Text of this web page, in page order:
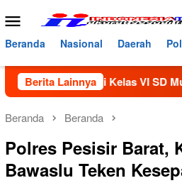
ke
konten
Menu
Mobile
Beranda Nasional Daerah
Berita Lainnya
Kelas VI SD Muhammadiyah
Beranda Beranda
Polres Pesisir Barat,
Bawaslu Teken